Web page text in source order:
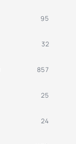
95
32
857
25
24